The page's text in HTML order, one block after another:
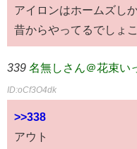
アイロンはホームズし
昔からやってるでしょ
339 名無しさん＠花束い
ID:oCf3O4dk
>>338
アウト